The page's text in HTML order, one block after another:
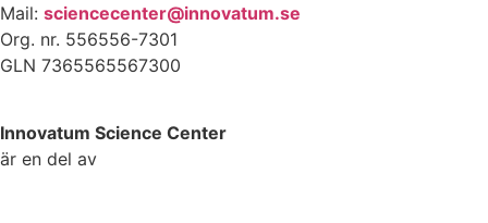
Mail: sciencecenter@innovatum.se
Org. nr. 556556-7301
GLN 7365565567300
Innovatum Science Center
är en del av